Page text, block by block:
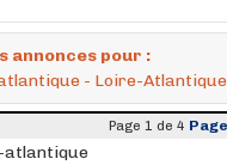
annonces pour :
- Loire-Atlantique
Page 1 de 4
atlantique